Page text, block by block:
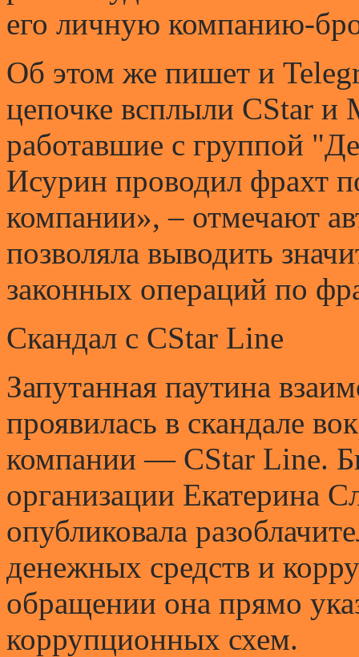
его личную компанию-
Об этом же пишет и
цепочке всплыли CStar
работавшие с группой
Исурин проводил фрахт
компании», – отмечают
позволяла выводить
законных операций по
Скандал с CStar Line
Запутанная паутина
проявилась в скандале
компании — CStar Line.
организации Екатерина
опубликовала
денежных средств и
обращении она прямо
коррупционных схем.